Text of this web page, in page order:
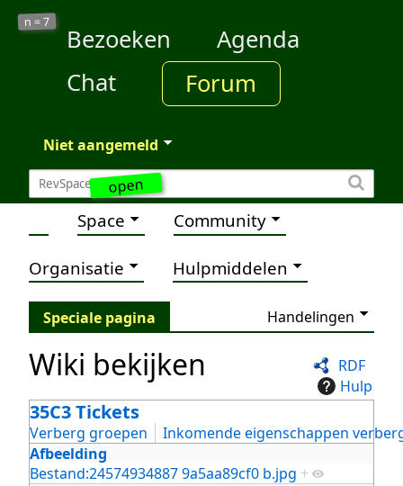
open
n =7
Bezoeken
Agenda
Chat
Forum
Niet aangemeld
Space Community
Organisatie Hulpmiddelen
Speciale pagina Handelingen
RDF
Hulp
Wiki bekijken
35C3 Tickets
Verberg groepen
Inkomende eigenschappen
Afbeelding
Bestand:24574934887 9a5aa89cf0 b.jpg +